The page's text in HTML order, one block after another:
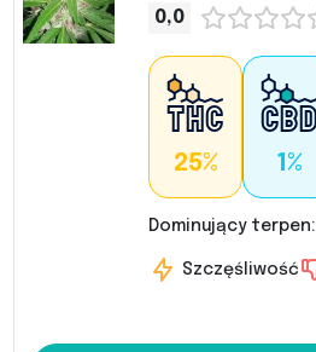
0,0
25% 1%
Dominujący terpen:
Szczęśliwość